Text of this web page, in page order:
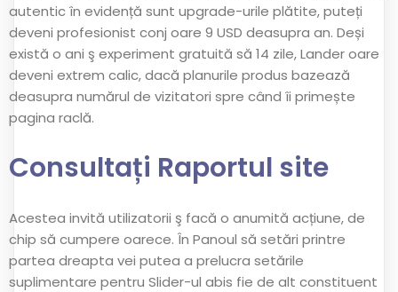
autentic în evidență sunt upgrade-urile plătite, puteți
deveni profesionist conj oare 9 USD deasupra an. Deși
există o ani ş experiment gratuită să 14 zile, Lander oare
deveni extrem calic, dacă planurile produs bazează
deasupra numărul de vizitatori spre când îi primește
pagina raclă.
Consultați Raportul site
Acestea invită utilizatorii ş facă o anumită acțiune, de
chip să cumpere oarece. În Panoul să setări printre
partea dreapta vei putea a prelucra setările
suplimentare pentru Slider-ul abis fie de alt constituent